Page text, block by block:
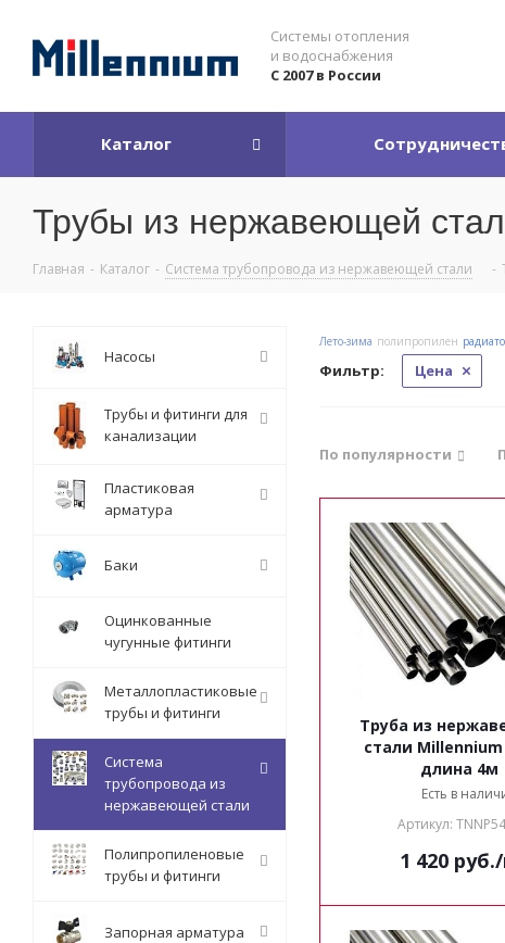
Системы отопления
и водоснабжения
С 2007 в России
Каталог
Трубы из нержавеющей
Главная - Каталог - Система трубопровода из нержавеющей стали -
Лето-зима полипропилен
Фильтр: Цена
По популярности
Труба из
стали Millennium
длина 4м
Есть в
Артикул:
1 420руб.
Насосы
Трубы и фитинги для
канализации
Пластиковая
арматура
Баки
Оцинкованные
чугунные фитинги
Металлопластиковые
трубы и фитинги
Система
трубопровода из
нержавеющей стали
Полипропиленовые
трубы и фитинги
Запорная арматура